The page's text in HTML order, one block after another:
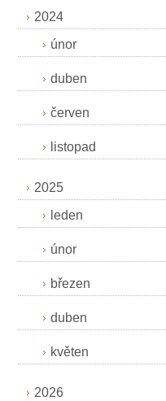
2024
únor
duben
červen
listopad
2025
leden
únor
březen
duben
květen
2026